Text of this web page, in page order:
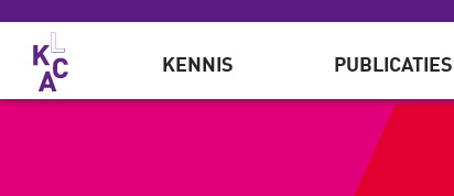
Overslaan en naar de inhoud gaan
KENNIS PUBLICATIES